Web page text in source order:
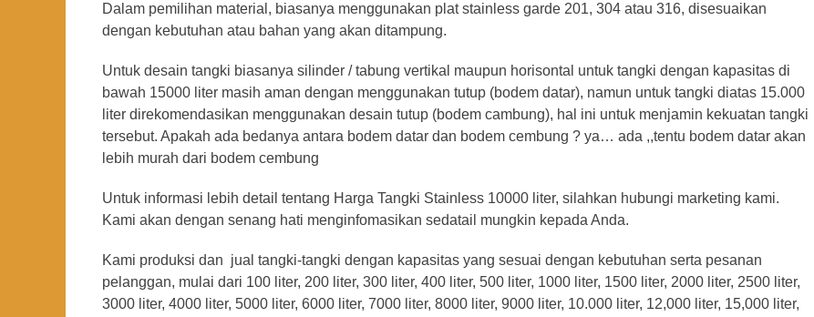
Dalam pemilihan material, biasanya menggunakan plat stainless garde 201, 304 atau 316, disesuaikan
dengan kebutuhan atau bahan yang akan ditampung.
Untuk desain tangki biasanya silinder / tabung vertikal maupun horisontal untuk tangki dengan kapasitas di
bawah 15000 liter masih aman dengan menggunakan tutup (bodem datar), namun untuk tangki diatas 15.000
liter direkomendasikan menggunakan desain tutup (bodem cambung), hal ini untuk menjamin kekuatan tangki
tersebut. Apakah ada bedanya antara bodem datar dan bodem cembung ? ya… ada ,,tentu bodem datar akan
lebih murah dari bodem cembung
Untuk informasi lebih detail tentang Harga Tangki Stainless 10000 liter, silahkan hubungi marketing kami.
Kami akan dengan senang hati menginfomasikan sedatail mungkin kepada Anda.
Kami produksi dan jual tangki-tangki dengan kapasitas yang sesuai dengan kebutuhan serta pesanan
pelanggan, mulai dari 100 liter, 200 liter, 300 liter, 400 liter, 500 liter, 1000 liter, 1500 liter, 2000 liter, 2500 liter,
3000 liter, 4000 liter, 5000 liter, 6000 liter, 7000 liter, 8000 liter, 9000 liter, 10.000 liter, 12,000 liter, 15,000 liter,